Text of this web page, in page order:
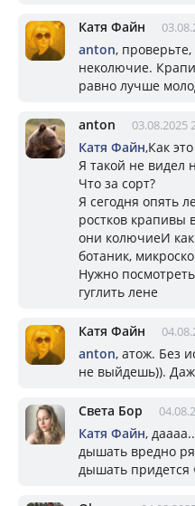
Катя Файн
anton,
неколючие.
равно лучше
anton 03.08.2025
Катя Файн,Как
Я такой не видел
Что за сорт?
Я сегодня опять
ростков крапивы
они колючиеИ
ботаник,
Нужно
гуглить лене
Катя Файн
anton, атож. Без
не выйдешь)).
Света Бор
Катя Файн,
дышать вредно
дышать придется